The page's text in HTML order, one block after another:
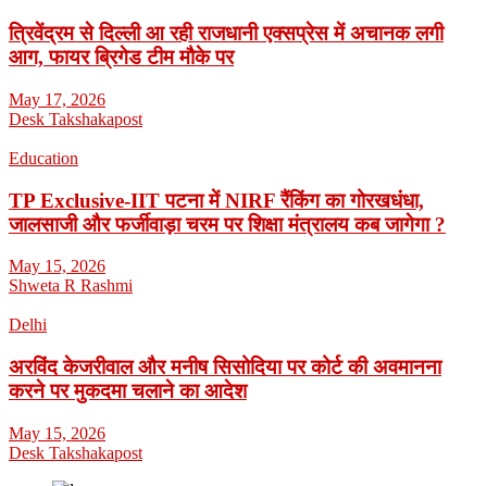
त्रिवेंद्रम से दिल्ली आ रही राजधानी एक्सप्रेस में अचानक लगी
आग, फायर ब्रिगेड टीम मौके पर
May 17, 2026
Desk Takshakapost
Education
TP Exclusive-IIT पटना में NIRF रैंकिंग का गोरखधंधा,
जालसाजी और फर्जीवाड़ा चरम पर शिक्षा मंत्रालय कब जागेगा ?
May 15, 2026
Shweta R Rashmi
Delhi
अरविंद केजरीवाल और मनीष सिसोदिया पर कोर्ट की अवमानना
करने पर मुकदमा चलाने का आदेश
May 15, 2026
Desk Takshakapost